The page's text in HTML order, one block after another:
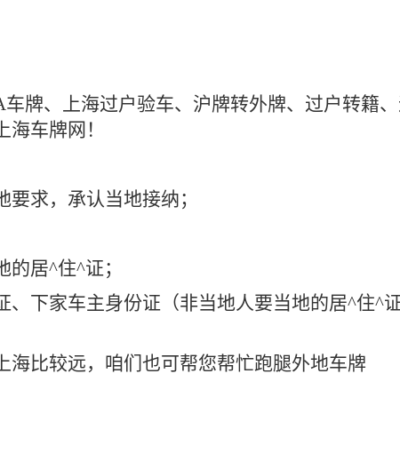
牌、上海过户验车、沪牌转外牌、过户转籍
车牌网！
求，承认当地接纳；
居^住^证；
下家车主身份证（非当地人要当地的居^住^
比较远，咱们也可帮您帮忙跑腿外地车牌